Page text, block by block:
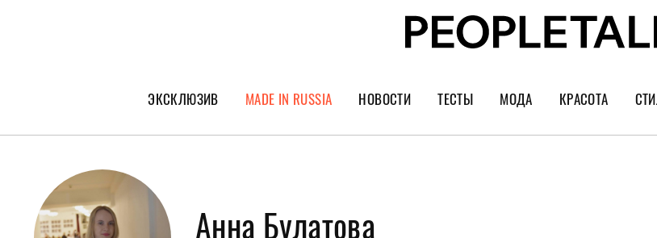
ЭКСКЛЮЗИВ
ГЕРОИ PEOPLETALK
ИНТЕРВЬЮ
ПОКОЛЕНИЕ
MADE IN RUSSIA НОВОСТИ ТЕСТЫ МОДА
Тренды
КРАСОТА
Уход за
Анна Булатова